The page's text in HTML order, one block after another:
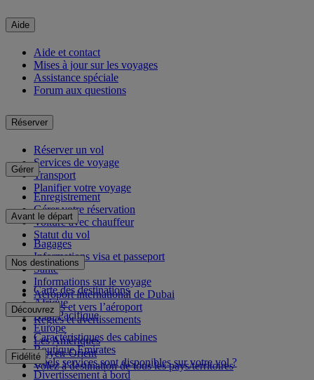
Aide
Aide et contact
Mises à jour sur les voyages
Assistance spéciale
Forum aux questions
Réserver
Réserver un vol
Services de voyage
Transport
Planifier votre voyage
Gérer
Enregistrement
Gérer votre réservation
Voiture avec chauffeur
Statut du vol
Avant le départ
Bagages
Informations visa et passeport
Santé
Informations sur le voyage
Aéroport international de Dubai
Depuis et vers l’aéroport
Règles et avertissements
Nos destinations
Carte des destinations
Afrique
Asie-Pacifique
Europe
Les Amériques
Moyen-Orient
Volez à destination de tous les pays/territoires
Découvrez
Caractéristiques des cabines
Boutique Emirates
Quels services sont disponibles sur votre vol ?
Divertissement à bord
Fidélité